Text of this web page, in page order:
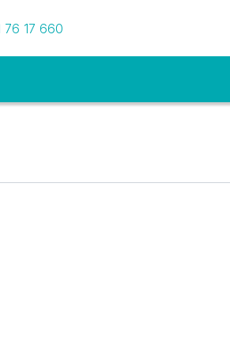
nas
76 17 660